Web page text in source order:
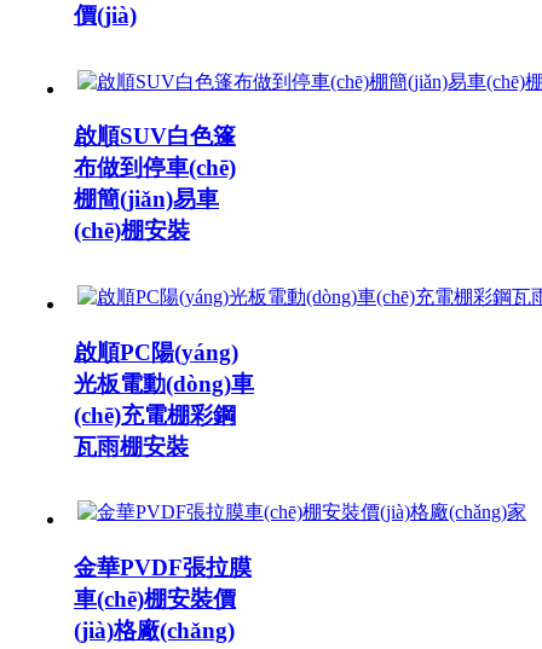
價(jià)
啟順SUV白色篷
布做到停車(chē)
棚簡(jiǎn)易車
(chē)棚安裝
啟順PC陽(yáng)
光板電動(dòng)車
(chē)充電棚彩鋼
瓦雨棚安裝
金華PVDF張拉膜
車(chē)棚安裝價
(jià)格廠(chǎng)